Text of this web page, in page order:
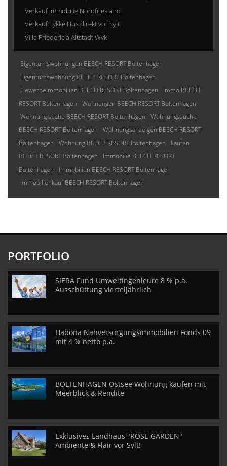
Verkauf Immobilie Nordfriesland
Verkauf Lykke Hus direkt vor Sylt
Villa Friedericia Altstadt Wyk
Eigentumswohnungen BEECH RESORT Boltenhagen
Eigentumswohnung BEECH RESORT Boltenhagen
Gewerbeimmobilien BEECH RESORT Boltenhagen
Immo BEECH
RESORT Boltenhagen
Wohnungen BEECH RESORT Boltenhagen
Wohnung suche BEECH RESORT Boltenhagen
Wohnungssuche
BEECH RESORT Boltenhagen
Wohnungsanzeigen BEECH RESORT
Boltenhagen
Wohnung BEECH RESORT Boltenhagen
kaufen
BEECH RESORT Boltenhagen
Immobilie BEECH RESORT
Boltenhagen
Immobilien BEECH RESORT Boltenhagen
Immobilienkauf BEECH RESORT Boltenhagen
PORTFOLIO
SIERA Fund Umweltingenieure 8 % p.a.
Ausschüttung vierteljährlich
Habona Nahversorgungsimmobilien Fonds 09
mit 4 % netto p.a.
BOLTENHAGEN Ostsee Wohnung kaufen mit
Meerblick & Rendite
Exklusives Landhaus "ROSE GARDEN"
Ambiente & Flair vor Sylt!